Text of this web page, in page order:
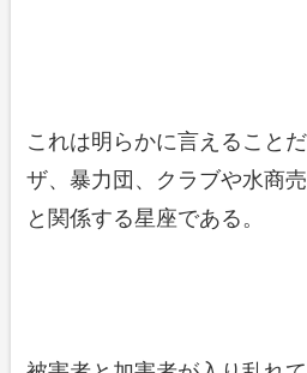
これは明らかに言えること
ザ、暴力団、クラブや水商
と関係する星座である。